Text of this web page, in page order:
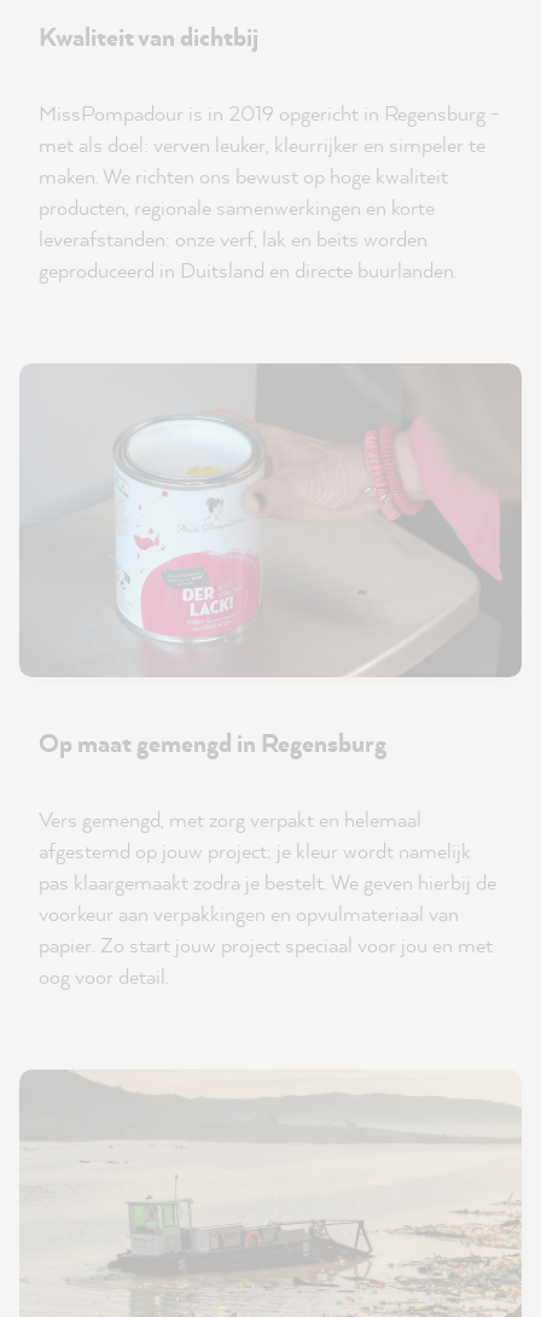
Kwaliteit van dichtbij
MissPompadour is in 2019 opgericht in Regensburg -
met als doel: verven leuker, kleurrijker en simpeler te
maken. We richten ons bewust op hoge kwaliteit
producten, regionale samenwerkingen en korte
leverafstanden: onze verf, lak en beits worden
geproduceerd in Duitsland en directe buurlanden.
Op maat gemengd in Regensburg
Vers gemengd, met zorg verpakt en helemaal
afgestemd op jouw project: je kleur wordt namelijk
pas klaargemaakt zodra je bestelt. We geven hierbij de
voorkeur aan verpakkingen en opvulmateriaal van
papier. Zo start jouw project speciaal voor jou en met
oog voor detail.